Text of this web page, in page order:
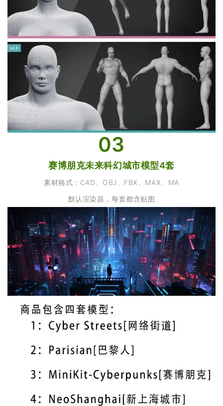
03
赛博朋克未来科幻城市模型4套
素材格式：C4D、OBJ、FBX、MAX、MA
默认渲染器，每套都含贴图